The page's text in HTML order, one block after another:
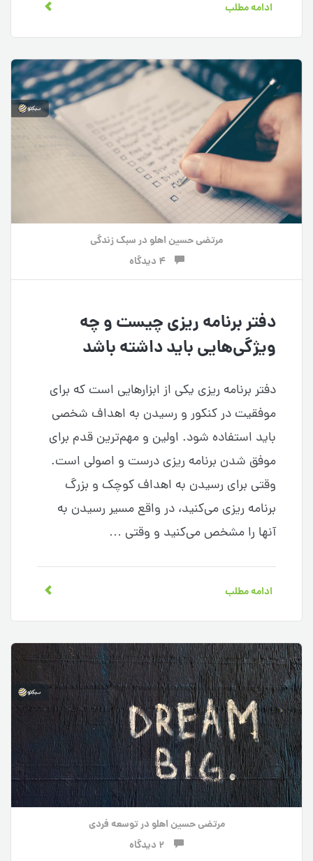
ادامه مطلب
مرتضی حسین اهلو درسبک زندگی
4 دیدگاه
دفتر برنامه ریزی چیست و چه
ویژگی‌هایی باید داشته باشد
دفتر برنامه ریزی یکی از ابزارهایی است که برای
موفقیت در کنکور و رسیدن به اهداف شخصی
باید استفاده شود. اولین و مهم‌ترین قدم برای
موفق شدن برنامه ریزی درست و اصولی است.
وقتی برای رسیدن به اهداف کوچک و بزرگ
برنامه ریزی می‌کنید، در واقع مسیر رسیدن به
آنها را مشخص می‌کنید و وقتی …
ادامه مطلب
مرتضی حسین اهلو درتوسعه فردی